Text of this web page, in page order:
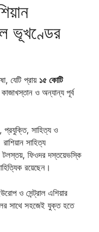
ভূখণ্ডের
যেটি প্রায় ১৫ কোটি
ও অন্যান্য পূর্ব
প্রযুক্তি, সাহিত্য ও
সাহিত্য
টলস্তয়, ফিওদর দস্তয়েভস্কি
রয়েছেন।
ও সেন্ট্রাল এশিয়ার
সাথে সহজেই যুক্ত হতে